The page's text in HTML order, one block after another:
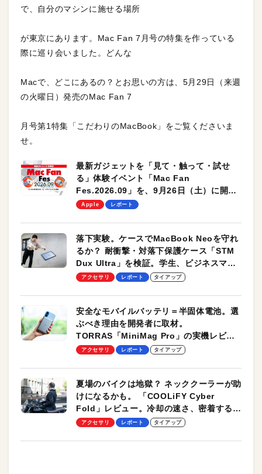
で、自分のマシンに施せる場所
が東京にあります。Mac Fan 7月号の特集を作っている
際に巡り会いました。どんな
Macで、どこにあるの？とお思いの方は、5月29日（来週
の火曜日）発売のMac Fan 7
月号第1特集「こだわりのMacBook」をご覧くださいま
せ。
最新ガジェットを「見て・触って・試せ
る」体験イベント「Mac Fan
Fes.2026.09」を、9月26日（土）に開催
します！
Apple レポート
落下実験。ケースでMacBook Neoを守れ
るか？ 耐衝撃・対落下保護ケース「STM
Dux Ultra」を検証。学生、ビジネスマン
のモバイルユースに最適！
アクセサリ レポート タイアップ
安全なモバイルバッテリ＝半固体電池。選
ぶべき理由を開発者に取材。
TORRAS「MiniMag Pro」の実機レビュ
ーも
アクセサリ レポート タイアップ
夏場のバイクは地獄？ ネッククーラーが助
けになるかも。 「COOLiFY Cyber
Fold」レビュー。冷却の速さ、密着する冷
却プレート、シンプルな操作性がグッド！
アクセサリ レポート タイアップ